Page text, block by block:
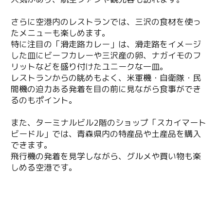
さらに空港内のレストランでは、三沢の食材を使っ
たメニューも楽しめます。
特に注目の「滑走路カレー」は、滑走路をイメージ
した皿にビーフカレーや三沢産の卵、ナガイモのフ
リットなどを盛り付けたユニークな一皿。
レストランからの眺めもよく、米軍機・自衛隊・民
間機の迫力ある発着を目の前に見ながら食事ができ
るのもポイント。
また、ターミナルビル2階のショップ「スカイマート
ビードル」では、青森県内の特産品や土産品を購入
できます。
飛行機の発着を見学しながら、グルメや買い物も楽
しめる空港です。